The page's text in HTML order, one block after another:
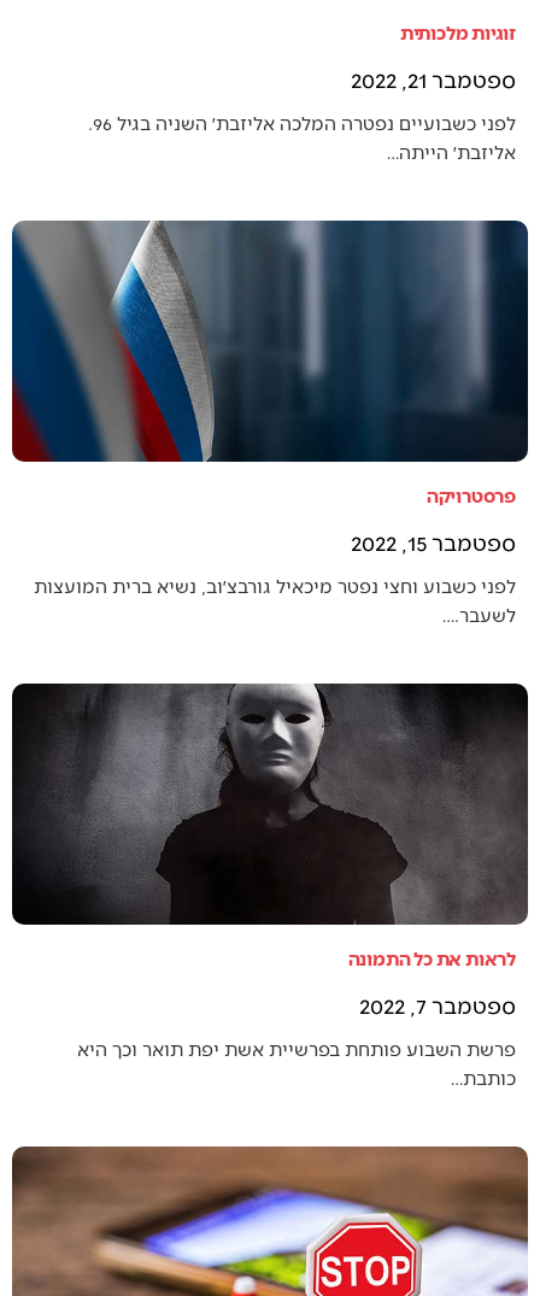
זוגיות מלכותית
ספטמבר 21, 2022
לפני כשבועיים נפטרה המלכה אליזבת׳ השניה בגיל 96.
אליזבת׳ הייתה…
פרסטרויקה
ספטמבר 15, 2022
לפני כשבוע וחצי נפטר מיכאיל גורבצ׳וב, נשיא ברית המועצות
לשעבר.…
לראות את כל התמונה
ספטמבר 7, 2022
פרשת השבוע פותחת בפרשיית אשת יפת תואר וכך היא
כותבת…